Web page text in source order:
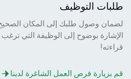
طلبات التوظيف
لضمان وصول طلبك إلى المكان
الإشارة بوضوح إلى الوظيفة التي
قراءته!
قم بزيارة فرص العمل الشاغرة لدينا